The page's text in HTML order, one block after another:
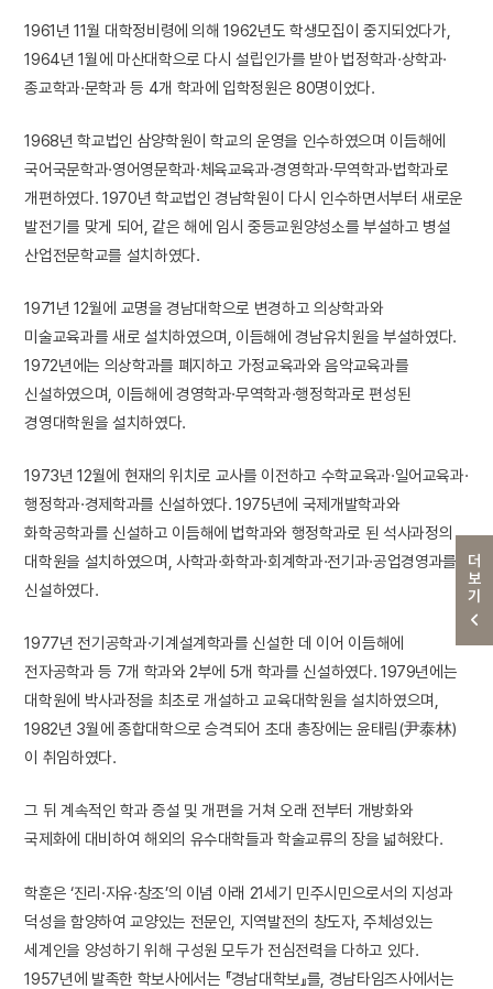
더보기
1961년 11월 대학정비령에 의해 1962년도 학생모집이 중지되었다가,
1964년 1월에 마산대학으로 다시 설립인가를 받아 법정학과·상학과·
종교학과·문학과 등 4개 학과에 입학정원은 80명이었다.
1968년 학교법인 삼양학원이 학교의 운영을 인수하였으며 이듬해에
국어국문학과·영어영문학과·체육교육과·경영학과·무역학과·법학과로
개편하였다. 1970년 학교법인 경남학원이 다시 인수하면서부터 새로운
발전기를 맞게 되어, 같은 해에 임시 중등교원양성소를 부설하고 병설
산업전문학교를 설치하였다.
1971년 12월에 교명을 경남대학으로 변경하고 의상학과와
미술교육과를 새로 설치하였으며, 이듬해에 경남유치원을 부설하였다.
1972년에는 의상학과를 폐지하고 가정교육과와 음악교육과를
신설하였으며, 이듬해에 경영학과·무역학과·행정학과로 편성된
경영대학원을 설치하였다.
1973년 12월에 현재의 위치로 교사를 이전하고 수학교육과·일어교육과·
행정학과·경제학과를 신설하였다. 1975년에 국제개발학과와
화학공학과를 신설하고 이듬해에 법학과와 행정학과로 된 석사과정의
대학원을 설치하였으며, 사학과·화학과·회계학과·전기과·공업경영과를
신설하였다.
1977년 전기공학과·기계설계학과를 신설한 데 이어 이듬해에
전자공학과 등 7개 학과와 2부에 5개 학과를 신설하였다. 1979년에는
대학원에 박사과정을 최초로 개설하고 교육대학원을 설치하였으며,
1982년 3월에 종합대학으로 승격되어 초대 총장에는 윤태림(尹泰林)
이 취임하였다.
그 뒤 계속적인 학과 증설 및 개편을 거쳐 오래 전부터 개방화와
국제화에 대비하여 해외의 유수대학들과 학술교류의 장을 넓혀왔다.
학훈은 ‘진리·자유·창조’의 이념 아래 21세기 민주시민으로서의 지성과
덕성을 함양하여 교양있는 전문인, 지역발전의 창도자, 주체성있는
세계인을 양성하기 위해 구성원 모두가 전심전력을 다하고 있다.
1957년에 발족한 학보사에서는 『경남대학보』를, 경남타임즈사에서는